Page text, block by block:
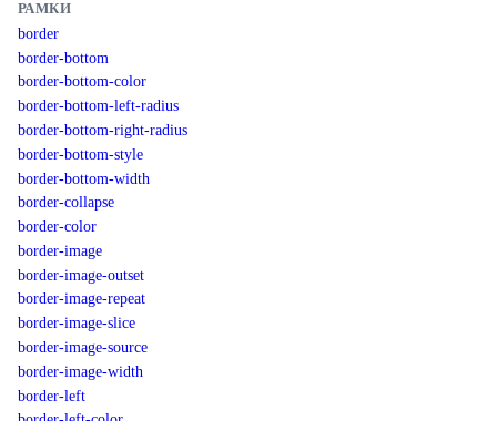
РАМКИ
border
border-bottom
border-bottom-color
border-bottom-left-radius
border-bottom-right-radius
border-bottom-style
border-bottom-width
border-collapse
border-color
border-image
border-image-outset
border-image-repeat
border-image-slice
border-image-source
border-image-width
border-left